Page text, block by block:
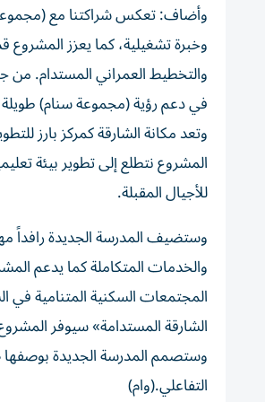
وأضاف: تعكس شراكتنا مع
وخبرة تشغيلية، كما يعزز
والتخطيط العمراني المستدام. من
في دعم رؤية (مجموعة سنام) طويلة
وتعد مكانة الشارقة كمركز بارز
المشروع نتطلع إلى تطوير بيئة
للأجيال المقبلة.
وستضيف المدرسة الجديدة رافداً
والخدمات المتكاملة كما يدعم
المجتمعات السكنية المتنامية
الشارقة المستدامة» سيوفر
وستصمم المدرسة الجديدة بوصفها
التفاعلي.(وام)